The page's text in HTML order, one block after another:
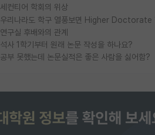
세컨티어 학회의 위상
연구실 후배와의 관계
석사 1학기부터 원래 논문 작성을 하나요?
공부 못했는데 논문실적은 좋은 사람을 싫어함?